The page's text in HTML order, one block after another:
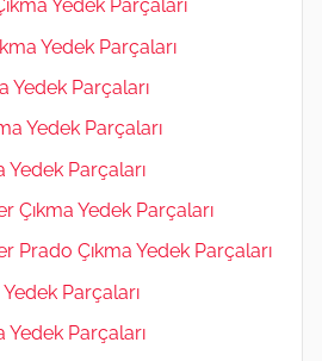
Yedek Parçaları
Yedek Parçaları
Yedek Parçaları
Yedek Parçaları
Yedek Parçaları
Çıkma Yedek Parçaları
Prado Çıkma Yedek Parçaları
Parçaları
Yedek Parçaları